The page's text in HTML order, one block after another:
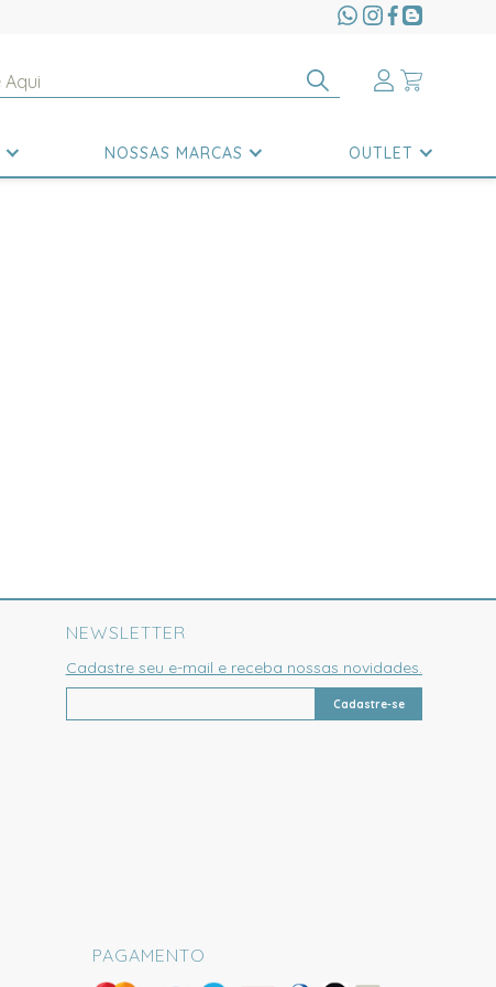
NOSSAS MARCAS OUTLET
NEWSLETTER
Cadastre seu e-mail e receba nossas novidades.
Cadastre-se
PAGAMENTO